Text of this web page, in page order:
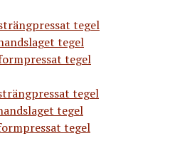
tegel
tegel
tegel
tegel
tegel
tegel